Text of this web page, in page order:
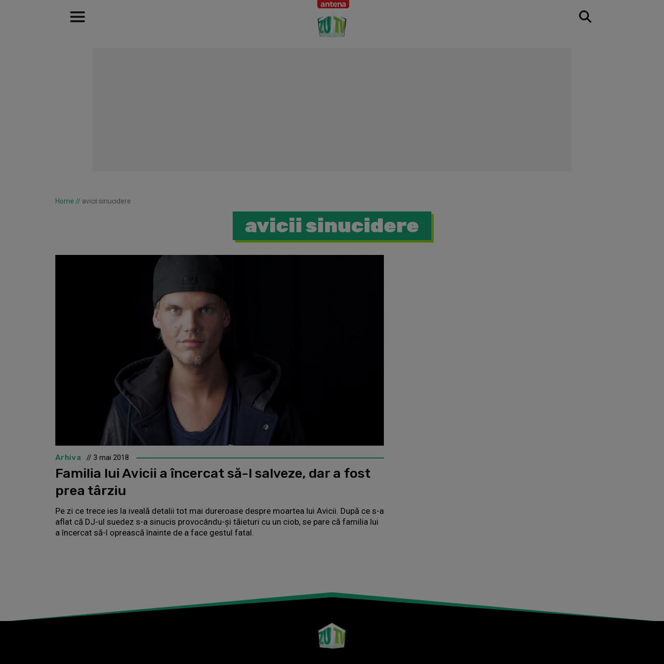
Home // avicii sinucidere
avicii sinucidere
Arhiva // 3 mai 2018
Familia lui Avicii a încercat să-l salveze, dar a fost
prea târziu
Pe zi ce trece ies la iveală detalii tot mai dureroase despre moartea lui Avicii. După ce s-a
aflat că DJ-ul suedez s-a sinucis provocându-și tăieturi cu un ciob, se pare că familia lui
a încercat să-l oprească înainte de a face gestul fatal.